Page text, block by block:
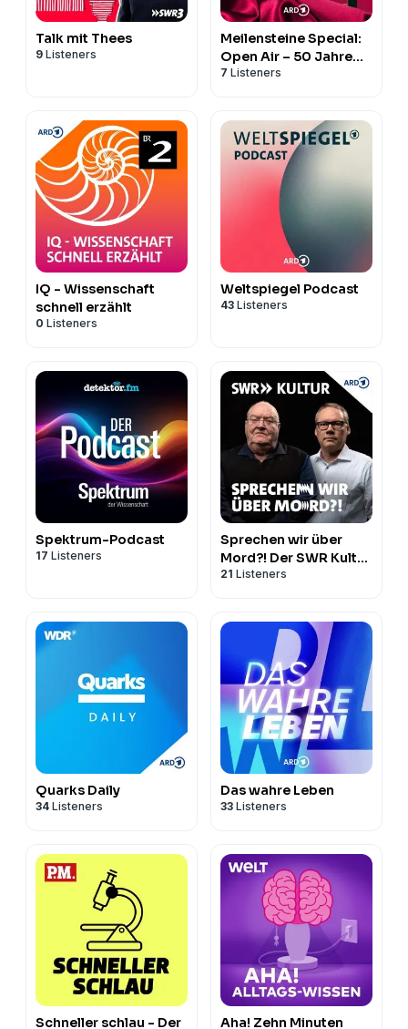
Talk mit Thees
9 Listeners
Meilensteine Special:
Open Air – 50 Jahre
Loreley
7 Listeners
IQ - Wissenschaft
schnell erzählt
0 Listeners
Weltspiegel Podcast
43 Listeners
Spektrum-Podcast
17 Listeners
Sprechen wir über
Mord?! Der SWR Kultur
True Crime Podcast
21 Listeners
Quarks Daily
34 Listeners
Das wahre Leben
33 Listeners
Schneller schlau - Der
Aha! Zehn Minuten